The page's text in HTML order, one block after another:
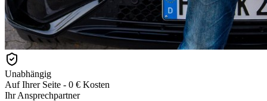
Unabhängig
Auf Ihrer Seite - 0 € Kosten
Ihr Ansprechpartner